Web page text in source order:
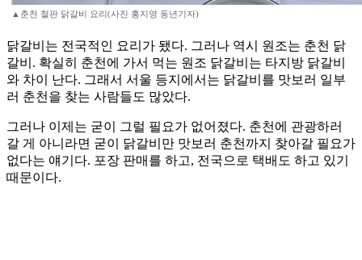
▲춘천 철판 닭갈비 요리(사진 홍지영 동년기자)
닭갈비는 전국적인 요리가 됐다. 그러나 역시 원조는 춘천 닭
갈비. 확실히 춘천에 가서 먹는 원조 닭갈비는 타지방 닭갈비
와 차이 난다. 그래서 서울 등지에서는 닭갈비를 맛보러 일부
러 춘천을 찾는 사람들도 많았다.
그러나 이제는 굳이 그럴 필요가 없어졌다. 춘천에 관광하러
갈 게 아니라면 굳이 닭갈비만 맛보러 춘천까지 찾아갈 필요가
없다는 얘기다. 포장 판매를 하고, 전국으로 택배도 하고 있기
때문이다.